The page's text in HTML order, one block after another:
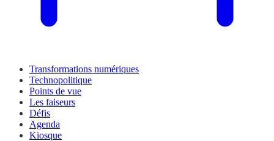
Transformations numériques
Technopolitique
Points de vue
Les faiseurs
Défis
Agenda
Kiosque